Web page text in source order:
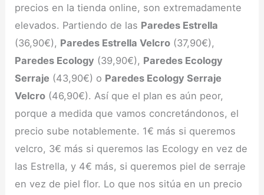
precios en la tienda online, son extremadamente
elevados. Partiendo de las Paredes Estrella
(36,90€), Paredes Estrella Velcro (37,90€),
Paredes Ecology (39,90€), Paredes Ecology
Serraje (43,90€) o Paredes Ecology Serraje
Velcro (46,90€). Así que el plan es aún peor,
porque a medida que vamos concretándonos, el
precio sube notablemente. 1€ más si queremos
velcro, 3€ más si queremos las Ecology en vez de
las Estrella, y 4€ más, si queremos piel de serraje
en vez de piel flor. Lo que nos sitúa en un precio